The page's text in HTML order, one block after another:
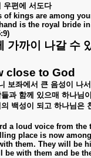
우편에 서도다
of kings are among
is the royal bride
가까이 나갈 수
close to God
보좌에서 큰 음성이 나서
과 함께 있으매 하나님이
백성이 되고 하나님은
a loud voice from the
place is now
them. They will be
be with them and be